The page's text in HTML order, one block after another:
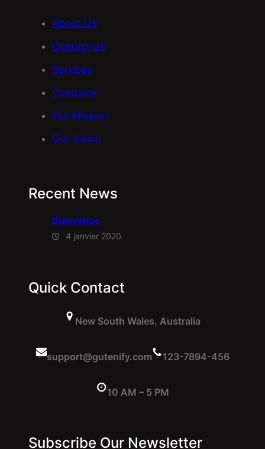
About Us
Contact Us
Services
Company
Our Mission
Our Vision
Recent News
Bienvenue
4 janvier 2020
Quick Contact
New South Wales, Australia
support@gutenify.com 123-7894-456
10 AM – 5 PM
Subscribe Our Newsletter